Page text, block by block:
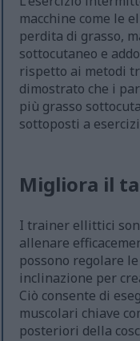
macchine come le
perdita di grasso,
sottocutaneo e
rispetto ai metodi
dimostrato che i
più grasso
sottoposti a
Migliora il
I trainer ellittici
allenare
possono regolare
inclinazione per
Ciò consente di
muscolari chiave
posteriori della